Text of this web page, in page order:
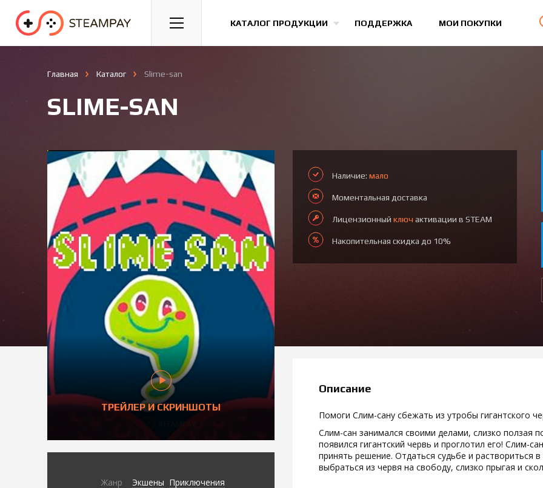
КАТАЛОГ ПРОДУКЦИИ ПОДДЕРЖКА МОИ ПОКУПКИ
Спорт Гонки Казуальные Все игры
Главная Каталог Slime-san
SLIME-SAN
ТРЕЙЛЕР И СКРИНШОТЫ
Жанр Экшены Приключения
Наличие: мало
Моментальная доставка
Лицензионный ключ активации в STEAM
Накопительная скидка до 10%
Описание
Помоги Слим-сану сбежать из утробы гигантского
Слим-сан занимался своими делами, слизко ползая
появился гигантский червь и проглотил его! Слим-
принять решение. Отдаться судьбе и раствориться
выбраться из червя на свободу, слизко прыгая и